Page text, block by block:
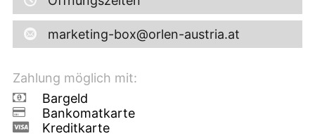
marketing-box@orlen-austria.at
Zahlung möglich mit:
Bargeld
Bankomatkarte
Kreditkarte